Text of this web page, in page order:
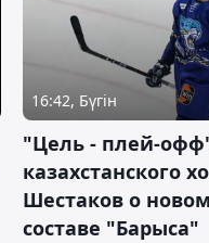
16:42, Бүгін
"Цель - плей-
казахстанского
Шестаков о
составе "Барыса"